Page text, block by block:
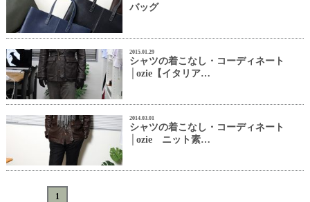
バッグ
2015.01.29
シャツの着こなし・コーディネート
│ozie【イタリア…
2014.03.01
シャツの着こなし・コーディネート
│ozie ニット素…
1